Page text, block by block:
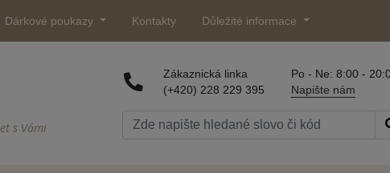
Dárkové poukazy Kontakty Důležité informace
s Vámi
Zákaznická linka
(+420) 228 229 395
Po - Ne: 8:00 -
Napište nám